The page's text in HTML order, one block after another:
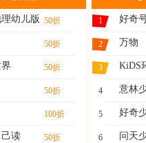
幼儿版 50折
50折
50折
50折
100折
读 50折
1 好奇
2 万物
3 KiDS
4 意林
5 好奇
6 问天